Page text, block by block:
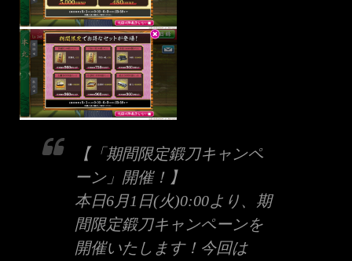
【「期間限定鍛刀キャンペ
ーン」開催！】
本日6月1日(火)0:00より、期
間限定鍛刀キャンペーンを
開催いたします！今回は